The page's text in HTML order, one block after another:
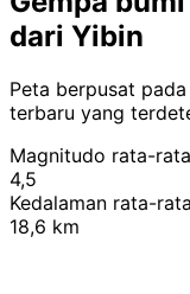
dari Yibin
Peta berpusat
terbaru yang
Magnitudo rata-rata
4,5
Kedalaman rata-rata
18,6 km